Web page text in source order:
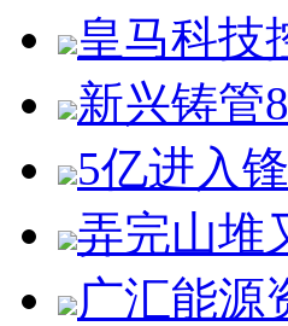
皇马科技
新兴铸管
5亿进入
弄完山堆
广汇能源